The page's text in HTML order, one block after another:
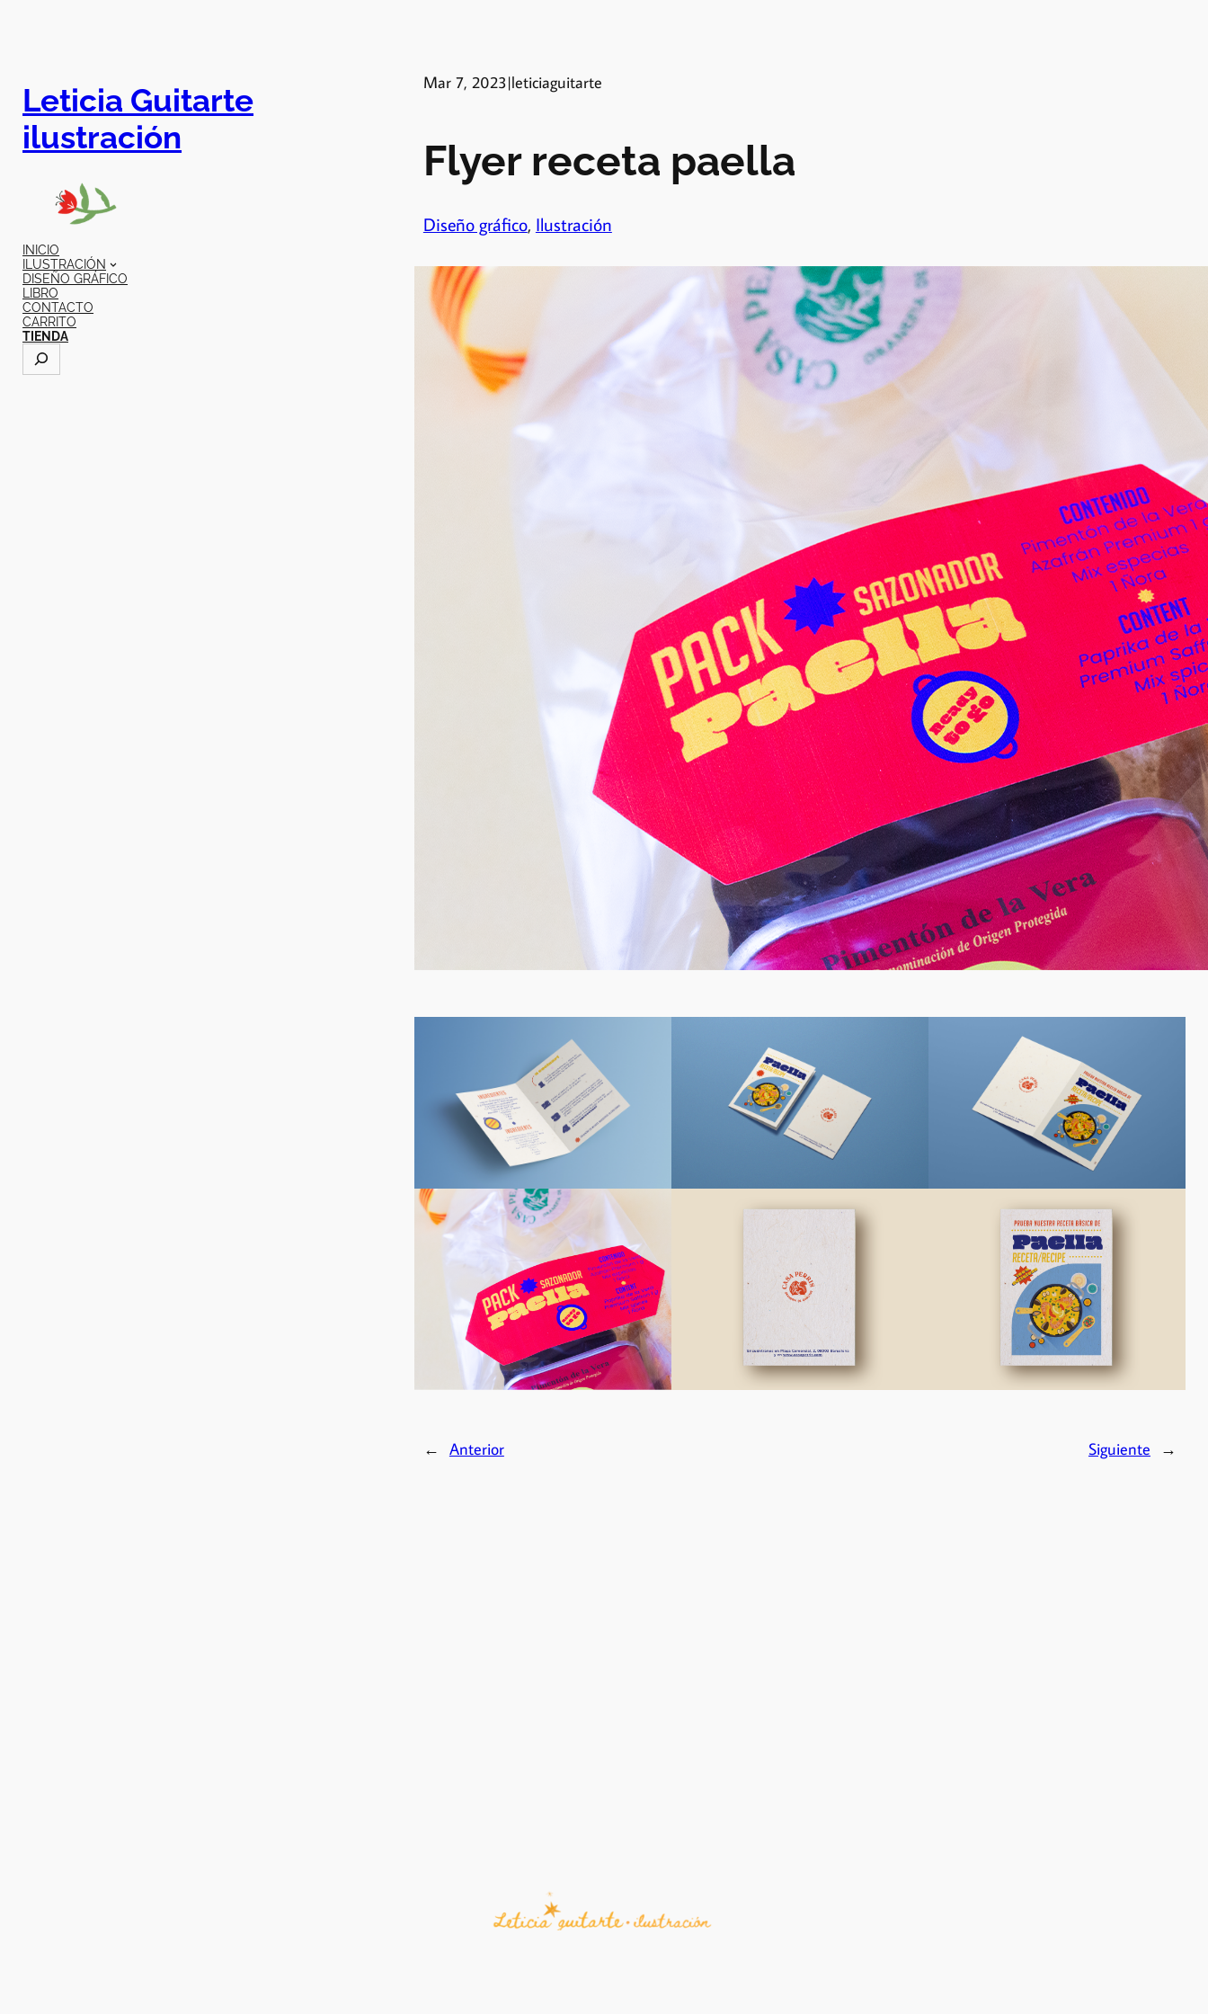
Leticia Guitarte
ilustración
INICIO
ILUSTRACIÓN
DISEÑO GRÁFICO
LIBRO
CONTACTO
CARRITO
TIENDA
Mar 7, 2023|leticiaguitarte
Flyer receta paella
Diseño gráfico, Ilustración
← Anterior Siguiente →